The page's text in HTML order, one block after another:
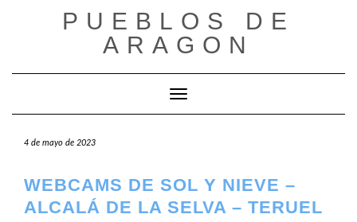
PUEBLOS DE
ARAGON
Cambiar modo de navegación
4 de mayo de 2023
WEBCAMS DE SOL Y NIEVE –
ALCALÁ DE LA SELVA – TERUEL